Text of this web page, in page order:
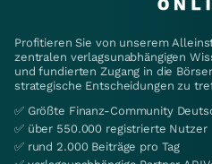
Profitieren Sie von unserem
zentralen verlagsunabhängigen
und fundierten Zugang in die
strategische Entscheidungen zu
✅ Größte Finanz-Community
✅ über 550.000 registrierte Nutzer
✅ rund 2.000 Beiträge pro Tag